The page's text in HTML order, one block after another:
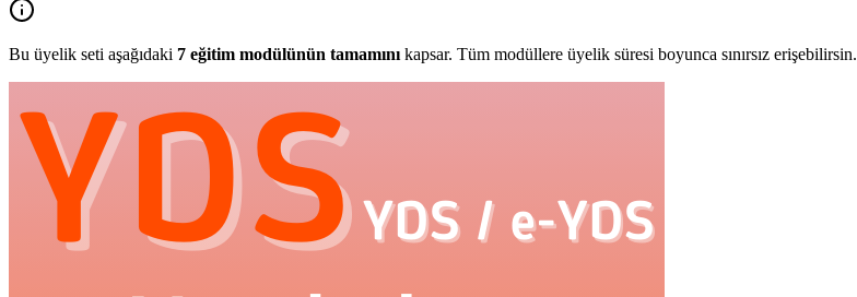
Bu üyelik seti aşağıdaki 7 eğitim modülünün tamamını kapsar. Tüm modüllere üyelik süresi boyunca sınırsız erişebilirsin.